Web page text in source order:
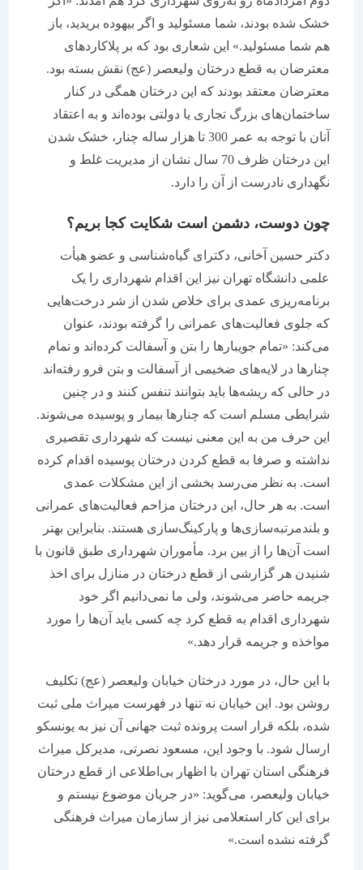
خشک شده بودند، شما مسئولید و اگر بیهوده بریدید، باز
هم شما مسئولید.» این شعاری بود که بر پلاکاردهای
معترضان به قطع درختان ولیعصر (عج) نقش بسته بود.
معترضان معتقد بودند که این درختان همگی در کنار
ساختمان‌های بزرگ تجاری یا دولتی بوده‌اند و به اعتقاد
آنان با توجه به عمر 300 تا هزار ساله چنار، خشک شدن
این درختان ظرف 70 سال نشان از مدیریت غلط و
نگهداری نادرست از آن را دارد.
چون دوست، دشمن است شکایت کجا بریم؟
دکتر حسین آخانی، دکترای گیاه‌شناسی و عضو هیأت
علمی دانشگاه تهران نیز این اقدام شهرداری را یک
برنامه‌ریزی عمدی ‌برای خلاص شدن از شر درخت‌هایی
که جلوی فعالیت‌های عمرانی را گرفته بودند، عنوان
می‌کند: «تمام جویبارها را بتن و آسفالت کرده‌اند و تمام
چنارها در لایه‌های ضخیمی از آسفالت و بتن فرو رفته‌اند
در حالی که ریشه‌ها باید بتوانند تنفس کنند و در چنین
شرایطی مسلم است که چنارها بیمار و پوسیده می‌شوند.
این حرف من به این معنی نیست که شهرداری تقصیری
نداشته و صرفا به قطع کردن درختان پوسیده اقدام کرده
است. به نظر می‌رسد بخشی از این مشکلات عمدی
است. به هر حال، این درختان مزاحم فعالیت‌های عمرانی
و بلندمرتبه‌‌سازی‌ها و پارکینگ‌سازی هستند. بنابراین بهتر
است آن‌ها را از بین برد. مأموران شهرداری طبق قانون با
شنیدن هر گزارشی از قطع درختان در منازل برای اخذ
جریمه حاضر می‌شوند، ولی ما نمی‌دانیم اگر خود
شهرداری اقدام به قطع کرد چه کسی باید آن‌ها را مورد
مواخذه و جریمه قرار دهد.»
با این حال، در مورد درختان خیابان ولیعصر (عج) تکلیف
روشن بود. این خیابان نه تنها در فهرست میراث ملی ثبت
شده، بلکه قرار است پرونده ثبت جهانی آن نیز به یونسکو
ارسال شود. با وجود این، مسعود نصرتی، مدیرکل میراث
فرهنگی استان تهران با اظهار بی‌اطلاعی از قطع درختان
خیابان ولیعصر، می‌گوید: «در جریان موضوع نیستم و
برای این کار استعلامی نیز از سازمان میراث فرهنگی
گرفته نشده است.»